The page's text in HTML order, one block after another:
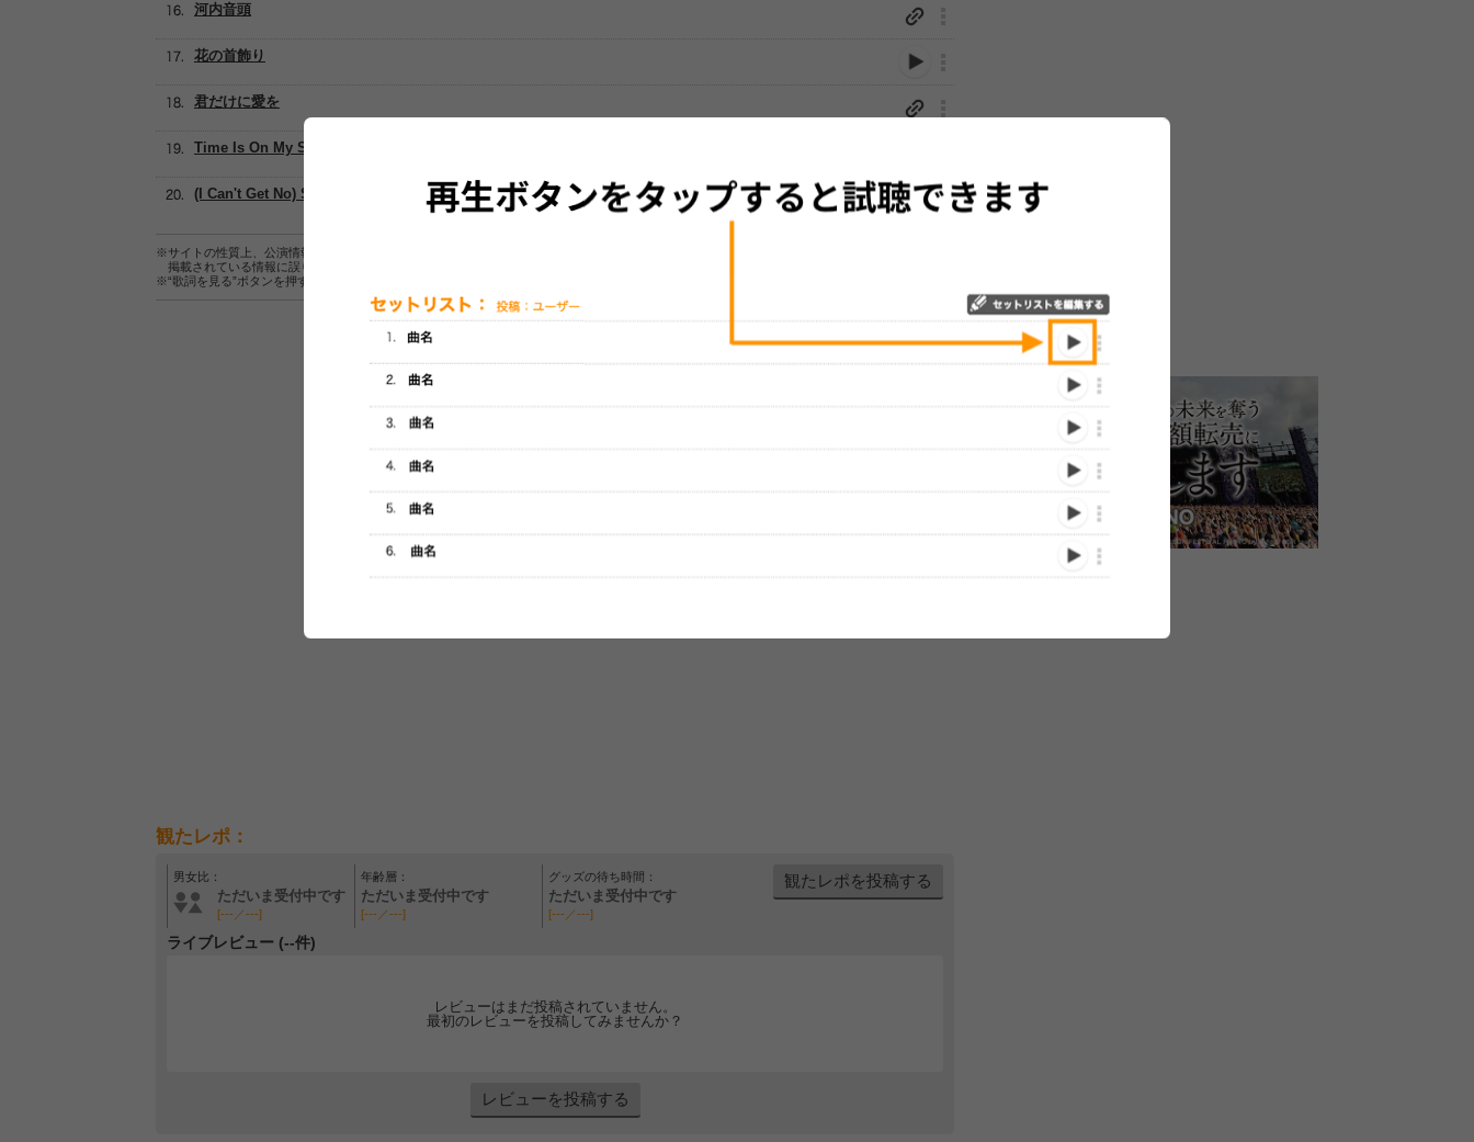
河内音頭
花の首飾り
君だけに愛を
Time Is On My Side [The Rolling Stones]
(I Can't Get No) Satisfaction [The Rolling Stones]
※サイトの性質上、公演情報およびセットリスト情報の正確性は保証されませんので、あらかじめご了承ください。
掲載されている情報に誤りがある場合は、
※“歌詞を見る”ボタンを押すと、株式会社ページワンが運営する歌詞サイト「
セットリストをプレイリストにして保存する
観たレポ：
男女比：
ただいま受付中です
[---／---]
年齢層：
ただいま受付中です
[---／---]
グッズの待ち時間：
ただいま受付中です
[---／---]
観たレポを投稿する
ライブレビュー (--件)
レビューはまだ投稿されていません。
最初のレビューを投稿してみませんか？
レビューを投稿する